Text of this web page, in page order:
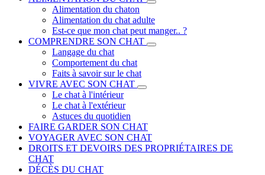
Alimentation du chaton
Alimentation du chat adulte
Est-ce que mon chat peut manger.. ?
COMPRENDRE SON CHAT
Langage du chat
Comportement du chat
Faits à savoir sur le chat
VIVRE AVEC SON CHAT
Le chat à l'intérieur
Le chat à l'extérieur
Astuces du quotidien
FAIRE GARDER SON CHAT
VOYAGER AVEC SON CHAT
DROITS ET DEVOIRS DES PROPRIÉTAIRES DE
CHAT
DÉCÈS DU CHAT